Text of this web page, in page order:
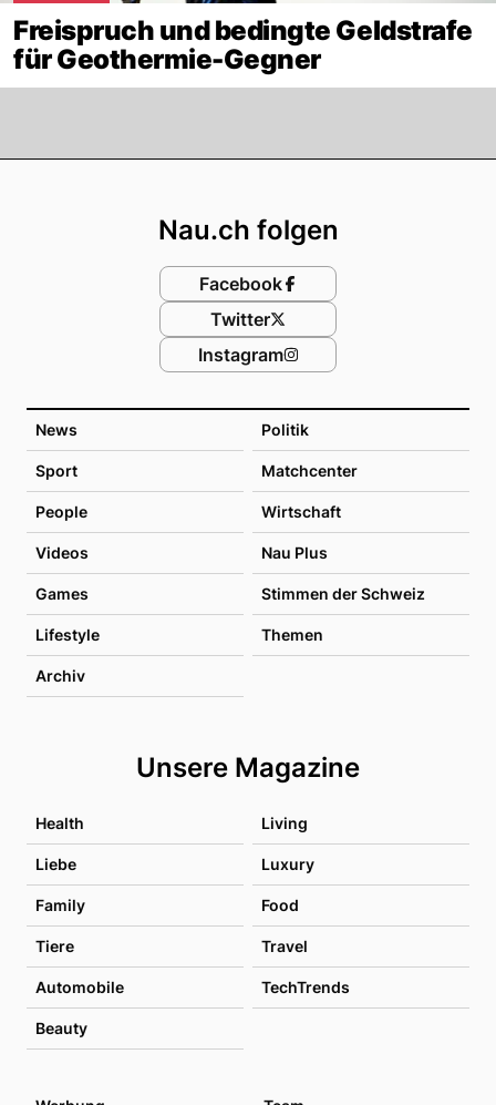
Freispruch und bedingte Geldstrafe
für Geothermie-Gegner
News Politik
Sport Matchcenter
People Wirtschaft
Videos Nau Plus
Games Stimmen der Schweiz
Lifestyle Themen
Archiv
Unsere Magazine
Health Living
Liebe Luxury
Family Food
Tiere Travel
Automobile TechTrends
Beauty
Nau.ch folgen
Facebook
Twitter
Instagram